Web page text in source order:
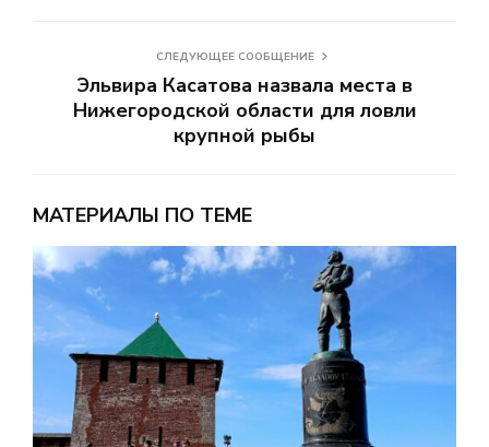
СЛЕДУЮЩЕЕ СООБЩЕНИЕ
Эльвира Касатова назвала места в
Нижегородской области для ловли
крупной рыбы
МАТЕРИАЛЫ ПО ТЕМЕ